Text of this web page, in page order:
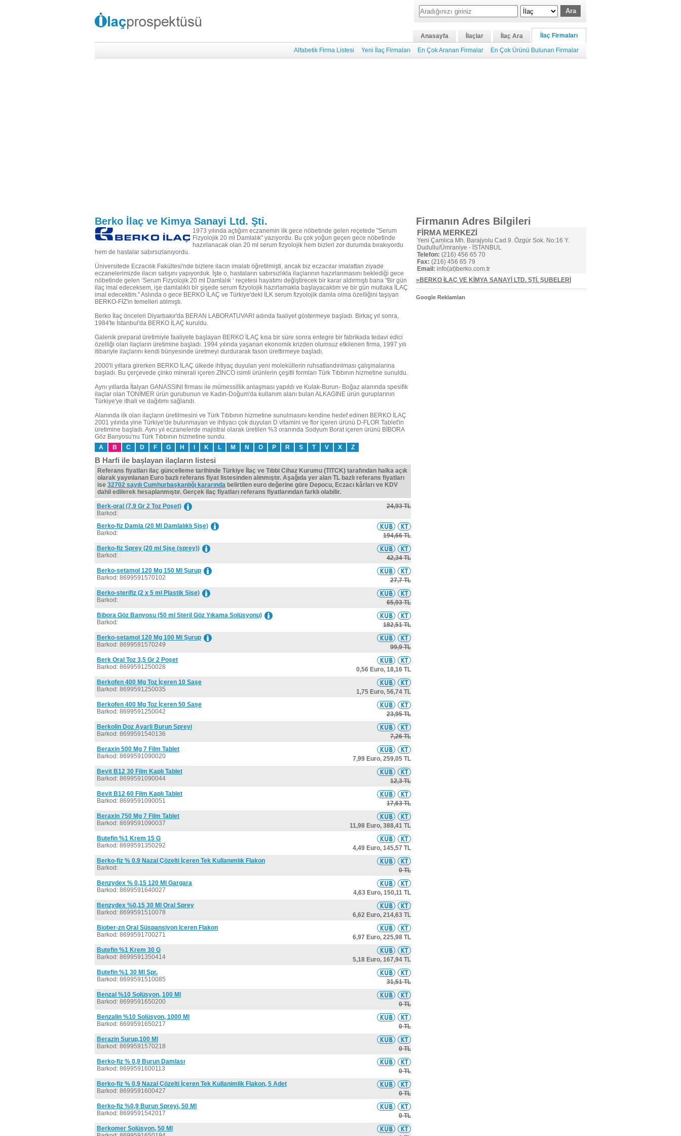
Anasayfa İlaçlar İlaç Ara İlaç Firmaları
Alfabetik Firma Listesi Yeni İlaç Firmaları En Çok Aranan Firmalar En Çok Ürünü Bulunan Firmalar
Berko İlaç ve Kimya Sanayi Ltd. Şti.
1973 yılında açtığım eczanemin ilk gece nöbetinde gelen reçetede "Serum
Fizyolojik 20 ml Damlalık" yazıyordu. Bu çok yoğun geçen gece nöbetinde
hazırlanacak olan 20 ml serum fizyolojik hem bizleri zor durumda bırakıyordu
hem de hastalar sabırsızlanıyordu.
Üniversitede Eczacılık Fakültesi'nde bizlere ilacın imalatı öğretilmişti, ancak biz eczacılar imalattan ziyade
eczanelerimizde ilacın satışını yapıyorduk. İşte o, hastaların sabırsızlıkla ilaçlarının hazırlanmasını beklediği gece
nöbetinde gelen ‘Serum Fizyolojik 20 ml Damlalık ‘ reçetesi hayatımı değiştirecek bir karar aldırmıştı bana "Bir gün
ilaç imal edeceksem, işe damlalıklı bir şişede serum fizyolojik hazırlamakla başlayacaktım ve bir gün mutlaka İLAÇ
imal edecektim." Aslında o gece BERKO İLAÇ ve Türkiye'deki İLK serum fizyolojik damla olma özelliğini taşıyan
BERKO-FİZ'in temelleri atılmıştı.
Berko İlaç önceleri Diyarbakır'da BERAN LABORATUVARI adında faaliyet göstermeye başladı. Birkaç yıl sonra,
1984'te İstanbul'da BERKO İLAÇ kuruldu.
Galenik preparat üretimiyle faaliyete başlayan BERKO İLAÇ kısa bir süre sonra entegre bir fabrikada tedavi edici
özelliği olan ilaçların üretimine başladı. 1994 yılında yaşanan ekonomik krizden olumsuz etkilenen firma, 1997 yılı
itibariyle ilaçlarını kendi bünyesinde üretmeyi durdurarak fason ürettirmeye başladı.
2000'li yıllara girerken BERKO İLAÇ ülkede ihtiyaç duyulan yeni moleküllerin ruhsatlandırılması çalışmalarına
başladı. Bu çerçevede çinko minerali içeren ZİNCO isimli ürünlerin çeşitli formları Türk Tıbbının hizmetine sunuldu.
Aynı yıllarda İtalyan GANASSINI firması ile mümessillik anlaşması yapıldı ve Kulak-Burun- Boğaz alanında spesifik
ilaçlar olan TONİMER ürün gurubunun ve Kadın-Doğum'da kullanım alanı bulan ALKAGINE ürün guruplarının
Türkiye'ye ithali ve dağıtımı sağlandı.
Alanında ilk olan ilaçların üretilmesini ve Türk Tıbbının hizmetine sunulmasını kendine hedef edinen BERKO İLAÇ
2001 yılında yine Türkiye'de bulunmayan ve ihtiyacı çok duyulan D vitamini ve flor içeren ürünü D-FLOR Tablet'in
üretimine başladı. Aynı yıl eczanelerde majistral olarak üretilen %3 oranında Sodyum Borat içeren ürünü BİBORA
Göz Banyosu'nu Türk Tıbbının hizmetine sundu.
A
B C D F G H K L M N O P R S T V X Z
B Harfi ile başlayan ilaçların listesi
Referans fiyatları ilaç güncelleme tarihinde Türkiye İlaç ve Tıbbi Cihaz Kurumu (TITCK) tarafından halka açık
olarak yayınlanan Euro bazlı referans fiyat listesinden alınmıştır. Aşağıda yer alan TL bazlı referans fiyatları
ise 32702 sayılı Cumhurbaşkanlığı kararında belirtilen euro değerine göre Depocu, Eczacı kârları ve KDV
dahil edilerek hesaplanmıştır. Gerçek ilaç fiyatları referans fiyatlarından farklı olabilir.
Berk-oral (7.9 Gr 2 Toz Poşet)
Barkod:
24,93 TL
Berko-fiz Damla (20 Ml Damlalıklı Şişe)
Barkod:
194,66 TL
Berko-fiz Sprey (20 ml Şişe (sprey))
Barkod:
42,34 TL
Berko-setamol 120 Mg 150 Ml Şurup
Barkod: 8699591570102
27,7 TL
Berko-sterifiz (2 x 5 ml Plastik Şişe)
Barkod:
65,93 TL
Bibora Göz Banyosu (50 ml Steril Göz Yıkama Solüsyonu)
Barkod:
182,51 TL
Berko-setamol 120 Mg 100 Ml Şurup
Barkod: 8699591570249
99,9 TL
Berk Oral Toz 3,5 Gr 2 Poşet
Barkod: 8699591250028
0,56 Euro, 18,16 TL
Berkofen 400 Mg Toz İçeren 10 Saşe
Barkod: 8699591250035
1,75 Euro, 56,74 TL
Berkofen 400 Mg Toz İçeren 50 Saşe
Barkod: 8699591250042
23,95 TL
Berkolin Doz Ayarli Burun Spreyi
Barkod: 8699591540136
7,26 TL
Beraxin 500 Mg 7 Film Tablet
Barkod: 8699591090020
7,99 Euro, 259,05 TL
Bevit B12 30 Film Kaplı Tablet
Barkod: 8699591090044
12,3 TL
Bevit B12 60 Film Kaplı Tablet
Barkod: 8699591090051
17,63 TL
Beraxin 750 Mg 7 Film Tablet
Barkod: 8699591090037
11,98 Euro, 388,41 TL
Butefin %1 Krem 15 G
Barkod: 8699591350292
4,49 Euro, 145,57 TL
Berko-fiz % 0.9 Nazal Çözelti İçeren Tek Kullanımlık Flakon
Barkod:
0 TL
Benzydex % 0,15 120 Ml Gargara
Barkod: 8699591640027
4,63 Euro, 150,11 TL
Benzydex %0,15 30 Ml Oral Sprey
Barkod: 8699591510078
6,62 Euro, 214,63 TL
Biober-zn Oral Süspansiyon Iceren Flakon
Barkod: 8699591700271
6,97 Euro, 225,98 TL
Butefin %1 Krem 30 G
Barkod: 8699591350414
5,18 Euro, 167,94 TL
Butefin %1 30 Ml Spr.
Barkod: 8699591510085
31,51 TL
Benzal %10 Solüsyon, 100 Ml
Barkod: 8699591650200
0 TL
Benzalin %10 Solüsyon, 1000 Ml
Barkod: 8699591650217
0 TL
Berazin Surup,100 Ml
Barkod: 8699591570218
0 TL
Berko-fiz % 0,9 Burun Damlası
Barkod: 8699591600113
0 TL
Berko-fiz % 0,9 Nazal Çözelti İçeren Tek Kullanimlik Flakon, 5 Adet
Barkod: 8699591600427
0 TL
Berko-fiz %0,9 Burun Spreyi, 50 Ml
Barkod: 8699591542017
0 TL
Berkomer Solüsyon, 50 Ml
Firmanın Adres Bilgileri
FİRMA MERKEZİ
Yeni Çamlıca Mh. Barajyolu Cad.9. Özgür Sok. No:16 Y.
Dudullu/Ümraniye - İSTANBUL
Telefon: (216) 456 65 70
Fax: (216) 456 65 79
Email: info(at)berko.com.tr
»BERKO İLAÇ VE KİMYA SANAYİ LTD. ŞTİ. ŞUBELERİ
Google Reklamları